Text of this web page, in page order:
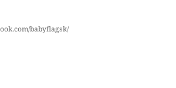
babyflagsk/